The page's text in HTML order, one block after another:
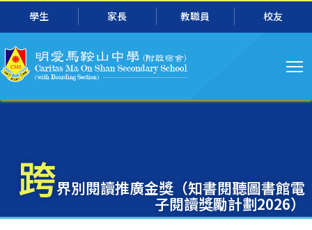
跳转到主要内容
學生 家長 教職員 校友
导
航
跨界別閱讀推廣金獎（知書閱聽圖書館電
子閱讀獎勵計劃2026）